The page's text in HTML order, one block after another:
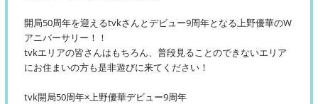
開局50周年を迎えるtvkさんとデビュー9周年となる上野優華のW
アニバーサリー！！
tvkエリアの皆さんはもちろん、普段見ることのできないエリア
にお住まいの方も是非遊びに来てください！
tvk開局50周年×上野優華デビュー9周年